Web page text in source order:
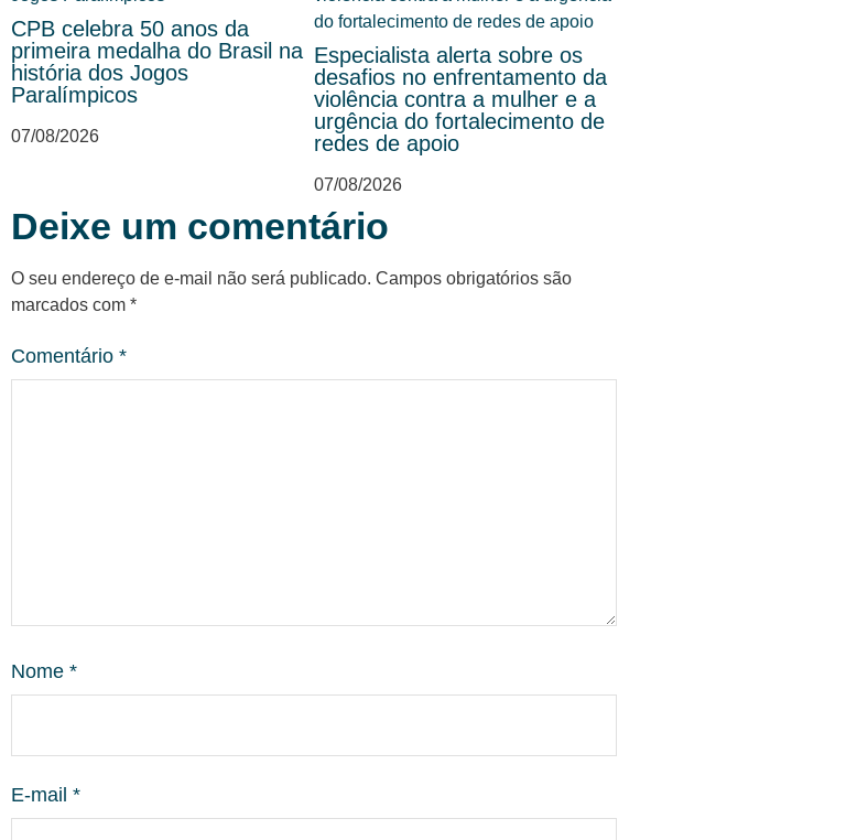
CPB celebra 50 anos da
primeira medalha do Brasil na
história dos Jogos
Paralímpicos
07/08/2026
Especialista alerta sobre os
desafios no enfrentamento da
violência contra a mulher e a
urgência do fortalecimento de
redes de apoio
07/08/2026
Deixe um comentário
O seu endereço de e-mail não será publicado. Campos obrigatórios são
marcados com *
Comentário *
Nome *
E-mail *